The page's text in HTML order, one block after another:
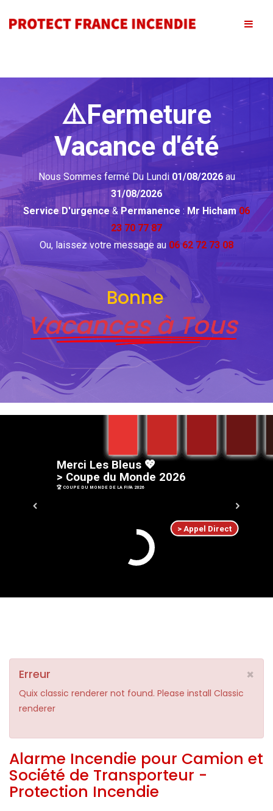
⚠️Fermeture
Vacance d'été
Nous Sommes fermé Du Lundi 01/08/2026au
31/08/2026
Service D'urgence&Permanence : Mr Hicham 06
23 70 77 87
Ou, laissez votre message au 06 62 72 73 08
Bonne
Vacances à Tous
> Appel Direct
Merci Les B eus 💖
> Coupe du Monde 2026
🏆 COUPE DU MONDE DE LA FIFA 2026
×
Erreur
Quix classic renderer not found. Please install Classic
renderer
Alarme Incendie pour Camion et
Société de Transporteur -
Protection Incendie